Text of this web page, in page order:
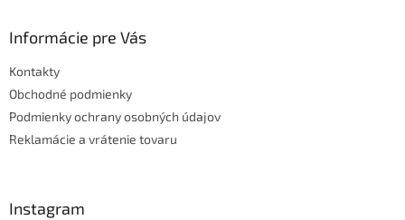
Informácie pre Vás
Kontakty
Obchodné podmienky
Podmienky ochrany osobných údajov
Reklamácie a vrátenie tovaru
Instagram